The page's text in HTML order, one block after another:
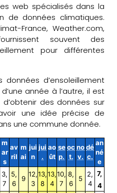
web spécialisés dans la
de données climatiques.
France, Weather.com,
souvent des
pour différentes
données d’ensoleillement
année à l’autre, il est
des données sur
une idée précise de
une commune donnée.
m
ar
s
av
ril
m
ai
jui
n
jui
.
ao
ût
se
p.
oc
t.
no
v.
dé
c.
an
né
e
3,
7
5,
6
9
12,
3
13,
8
13,
4
10,
7
8,
6
5
2,
4
7,
4